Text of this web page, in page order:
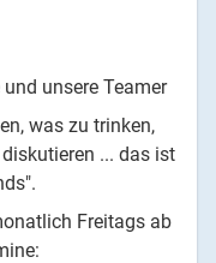
unsere Teamer
was zu trinken,
... das ist
Freitags ab